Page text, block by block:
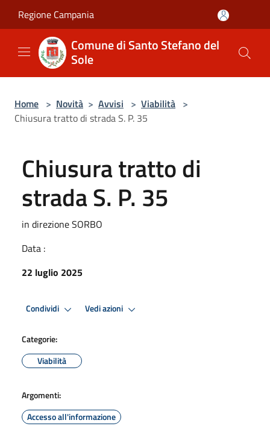
Regione Campania
Comune di Santo Stefano del
Sole
Home > Novità > Avvisi > Viabilità >
Chiusura tratto di strada S. P. 35
Chiusura tratto di
strada S. P. 35
in direzione SORBO
Data :
22 luglio 2025
Condividi Vedi azioni
Categorie:
Viabilità
Argomenti:
Accesso all'informazione